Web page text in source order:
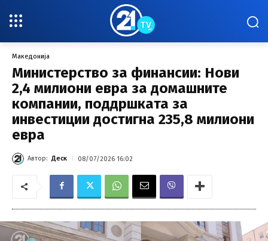
Македонија
Министерство за финансии: Нови
2,4 милиони евра за домашните
компании, поддршката за
инвестиции достигна 235,8 милиони
евра
Автор: Деск 08/07/2026 16:02